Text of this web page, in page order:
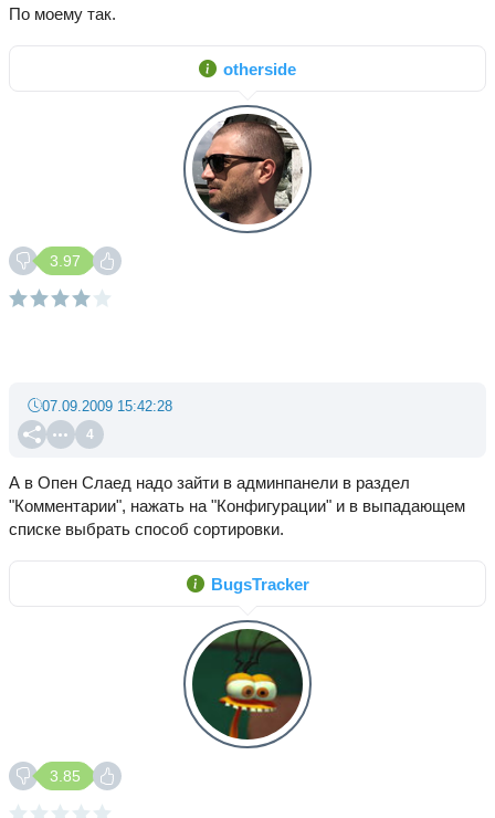
По моему так.
otherside
3.97
4
07.09.2009 15:42:28
А в Опен Слаед надо зайти в админпанели в раздел
"Комментарии", нажать на "Конфигурации" и в выпадающем
списке выбрать способ сортировки.
BugsTracker
3.85